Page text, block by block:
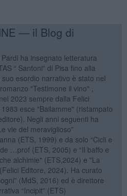
— il Blog di
ha insegnato letteratura
“ Santoni” di Pisa fino alla
esordio narrativo è stato nel
"Testimone il vino" ,
2023 sempre dalla Felici
esce "Bailamme" (ristampato
Negli anni seguenti ha
vie del meraviglioso”
(ETS, 1999) e da solo “Cicli e
…prof (ETS, 2005) e “Il baffo e
alchimie" (ETS,2024) e "La
Editore, 2024). Ha curato
(MdS, 2016) ed è direttore
“Incipit” (ETS)